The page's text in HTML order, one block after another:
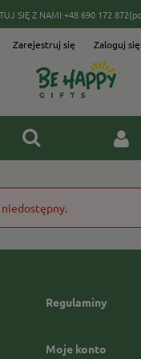
SIĘ Z NAMI:+48 690 172 872
Zarejestruj się Zaloguj się
Regulaminy
Moje konto